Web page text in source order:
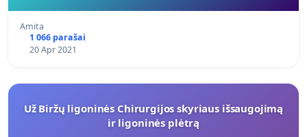
Amita
1 066 parašai
20 Apr 2021
Už Biržų ligoninės Chirurgijos skyriaus išsaugojimą
ir ligoninės plėtrą